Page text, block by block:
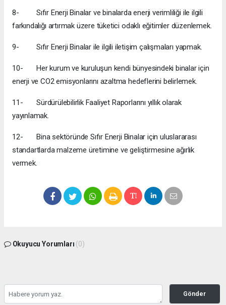
8- Sıfır Enerji Binalar ve binalarda enerji verimliliği ile ilgili
farkındalığı artırmak üzere tüketici odaklı eğitimler düzenlemek.
9- Sıfır Enerji Binalar ile ilgili iletişim çalışmaları yapmak.
10- Her kurum ve kuruluşun kendi bünyesindeki binalar için
enerji ve CO2 emisyonlarını azaltma hedeflerini belirlemek.
11- Sürdürülebilirlik Faaliyet Raporlarını yıllık olarak
yayınlamak.
12- Bina sektöründe Sıfır Enerji Binalar için uluslararası
standartlarda malzeme üretimine ve geliştirmesine ağırlık
vermek.
Okuyucu Yorumları (0)
Gönder